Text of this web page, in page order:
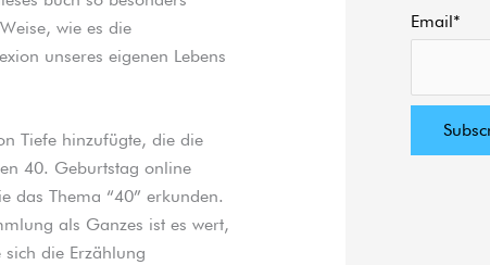
wie es die
unseres eigenen Lebens
Tiefe hinzufügte, die die
40. Geburtstag online
das Thema “40” erkunden.
als Ganzes ist es wert,
die Erzählung
Email*